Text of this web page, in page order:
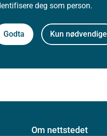
deg som person.
Godta Kun nødvendige
Om nettstedet